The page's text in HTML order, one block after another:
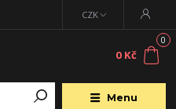
Menu
CZK
0
0 Kč